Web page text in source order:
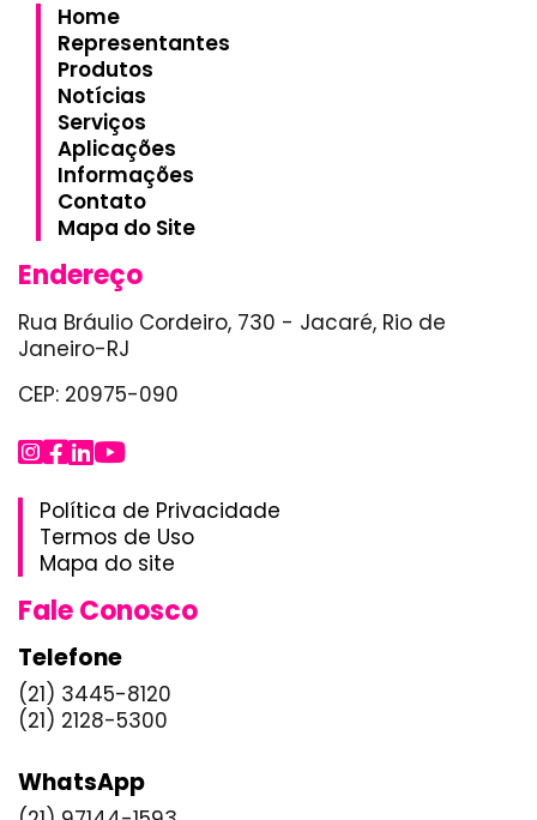
Home
Representantes
Produtos
Notícias
Serviços
Aplicações
Informações
Contato
Mapa do Site
Endereço
Rua Bráulio Cordeiro, 730 - Jacaré, Rio de
Janeiro-RJ
CEP: 20975-090
Política de Privacidade
Termos de Uso
Mapa do site
Fale Conosco
Telefone
(21) 3445-8120
(21) 2128-5300
WhatsApp